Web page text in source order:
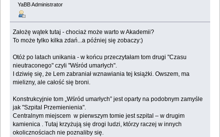
(Przeczytany 270375 razy)
YaBB Administrator
Założę wątek tutaj - chociaż może warto w Akademii?
To może tylko kilka zdań...a później się zobaczy:)
Otóż po latach unikania - w końcu przeczytałam tom drugi "Czasu
nieutraconego" czyli "Wśród umarłych".
I dziwię się, że Lem zabraniał wznawiania tej książki. Owszem, ma
mielizny, ale całość się broni.
Konstrukcyjnie tom „Wśród umarłych” jest oparty na podobnym zamyśle
jak "Szpital Przemienienia".
Centralnym miejscem w pierwszym tomie jest szpital – w drugim
kamienica . Tutaj krzyżują się drogi ludzi, którzy raczej w innych
okolicznościach nie poznaliby się.